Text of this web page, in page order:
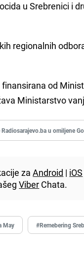
u Srebrenici i
regionalnih
od
Ministarstvo
u omiljene
zaAndroid | iOS
Viber Chata.
May #Remebering